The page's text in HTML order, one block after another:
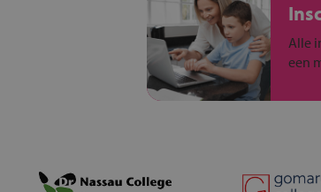
Alle
een